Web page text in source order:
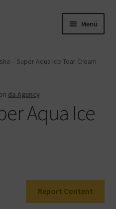
Menü
– Super Aqua Ice Tear Cream
da Agency
Aqua Ice
Report Content